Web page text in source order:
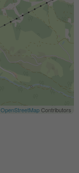
OpenStreetMapContributors